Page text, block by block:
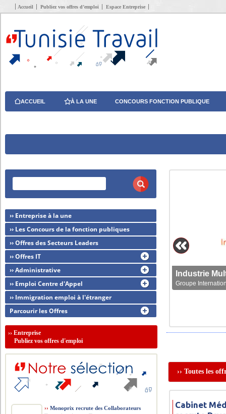
Accueil Publiez vos offres d’emploi Espace Entreprise
ACCUEIL À LA UNE CONCOURS FONCTION PUBLIQUE
Groupe
›› Toutes les
Cabinet
›› Entreprise à la une
›› Les Concours de la fonction publiques
›› Offres des Secteurs Leaders
›› Offres IT
›› Administrative
›› Emploi Centre d'Appel
›› Immigration emploi à l'étranger
Parcourir les Offres
››Entreprise
Publiez vos offres d'emploi
›› Monoprix recrute des Collaborateurs